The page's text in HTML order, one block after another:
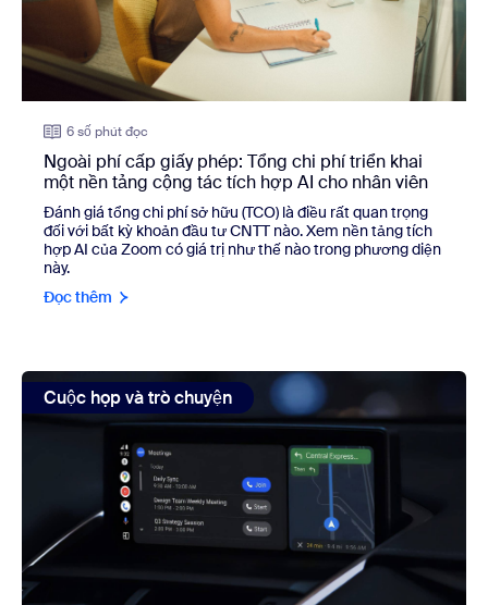
6 số phút đọc
Ngoài phí cấp giấy phép: Tổng chi phí triển khai
một nền tảng cộng tác tích hợp AI cho nhân viên
Đánh giá tổng chi phí sở hữu (TCO) là điều rất quan trọng
đối với bất kỳ khoản đầu tư CNTT nào. Xem nền tảng tích
hợp AI của Zoom có giá trị như thế nào trong phương diện
này.
Đọc thêm
view: 5 điều nên và không nên làm khi họp trong lúc di
Cuộc họp và trò chuyện